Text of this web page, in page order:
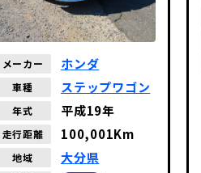
メーカー ホンダ
車種 ステップワゴン
年式 平成19年
走行距離 100,001Km
地域 大分県